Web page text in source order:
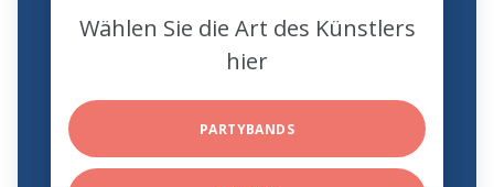
Wählen Sie die Art des Künstlers
hier
PARTYBANDS